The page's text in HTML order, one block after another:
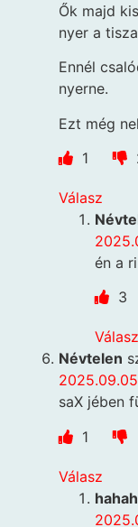
Ők majd
nyer a tisza
Ennél
nyerne.
Ezt még
1
Válasz
én a
3
Válasz
Névtelen
saX jében
1
Válasz